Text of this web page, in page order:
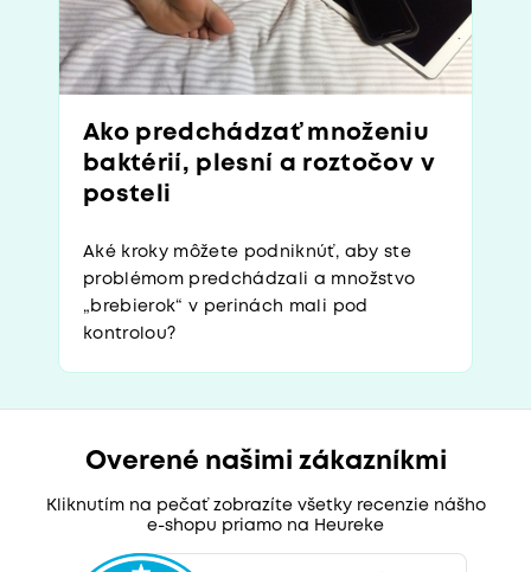
Ako predchádzať množeniu
baktérií, plesní a roztočov v
posteli
Aké kroky môžete podniknúť, aby ste
problémom predchádzali a množstvo
„brebierok“ v perinách mali pod
kontrolou?
Overené našimi zákazníkmi
Kliknutím na pečať zobrazíte všetky recenzie nášho
e-shopu priamo na Heureke